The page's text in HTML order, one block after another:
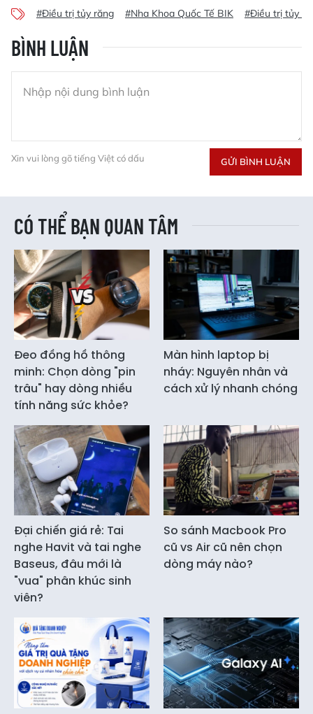
#Điều trị tủy răng #Nha Khoa Quốc Tế BIK #Điều trị tủy
BÌNH LUẬN
Xin vui lòng gõ tiếng Việt có dấu GỬI BÌNH LUẬN
CÓ THỂ BẠN QUAN TÂM
Đeo đồng hồ thông
minh: Chọn dòng "pin
trâu" hay dòng nhiều
tính năng sức khỏe?
Màn hình laptop bị
nháy: Nguyên nhân và
cách xử lý nhanh chóng
Đại chiến giá rẻ: Tai
nghe Havit và tai nghe
Baseus, đâu mới là
"vua" phân khúc sinh
viên?
So sánh Macbook Pro
cũ vs Air cũ nên chọn
dòng máy nào?